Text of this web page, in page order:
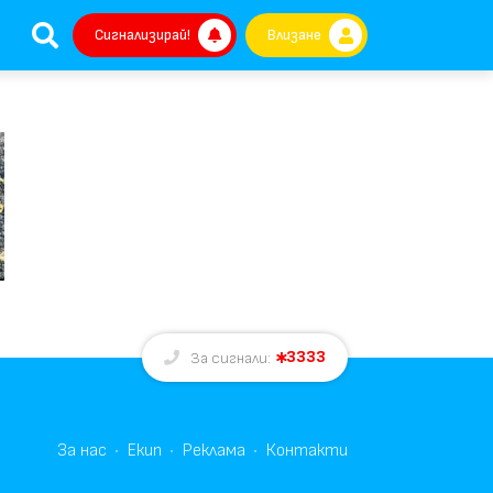
Сигнализирай! Влизане
За сигнали: 3333
За нас Екип Реклама Контакти